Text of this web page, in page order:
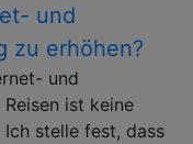
und
zu erhöhen?
und
ist keine
stelle fest, dass